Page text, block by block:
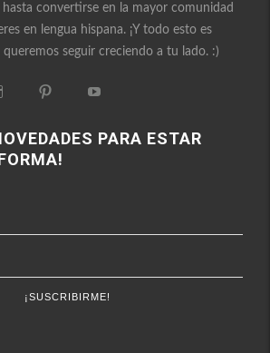
convertirse en la mayor comunidad
en lengua hispana. ¡Y todo esto es
queremos seguir creciendo a tu lado. :)
fitnessenfemenino
en
Instagram
fitnessfemenino
en
Pinterest
FitnessEnFemenino
en
PARA ESTAR